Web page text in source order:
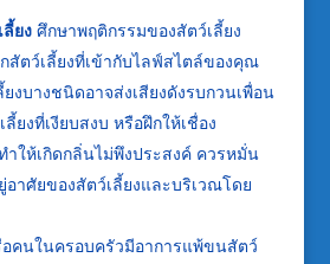
ยงศึกษาพฤติกรรมของสัตว์เลี้ยง
สัตว์เลี้ยงที่เข้ากับไลฟ์สไตล์ของคุณ
งบางชนิดอาจส่งเสียงดังรบกวนเพื่อน
ยงที่เงียบสงบ หรือฝึกให้เชื่อง
ำให้เกิดกลิ่นไม่พึงประสงค์ ควรหมั่น
าศัยของสัตว์เลี้ยงและบริเวณโดย
นในครอบครัวมีอาการแพ้ขนสัตว์